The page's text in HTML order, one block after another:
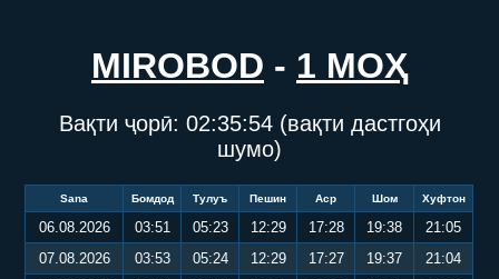
MIROBOD - 1 МОҲ
Вақти ҷорӣ: 02:35:54(вақти дастгоҳи
шумо)
Sana Бомдод Тулуъ Пешин Аср Шом Хуфтон
06.08.2026 03:51 05:23 12:29 17:28 19:38
21:05
07.08.2026
03:53 05:24 12:29 17:27 19:37
21:04